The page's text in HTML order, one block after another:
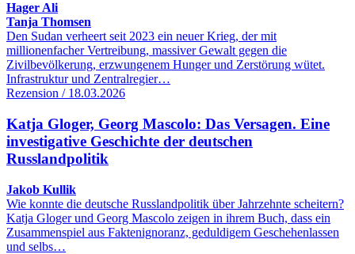
Hager Ali
Tanja Thomsen
Den Sudan verheert seit 2023 ein neuer Krieg, der mit
millionenfacher Vertreibung, massiver Gewalt gegen die
Zivilbevölkerung, erzwungenem Hunger und Zerstörung wütet.
Infrastruktur und Zentralregier…
Rezension / 18.03.2026
Katja Gloger, Georg Mascolo: Das Versagen. Eine
investigative Geschichte der deutschen
Russlandpolitik
Jakob Kullik
Wie konnte die deutsche Russlandpolitik über Jahrzehnte scheitern?
Katja Gloger und Georg Mascolo zeigen in ihrem Buch, dass ein
Zusammenspiel aus Faktenignoranz, geduldigem Geschehenlassen
und selbs…